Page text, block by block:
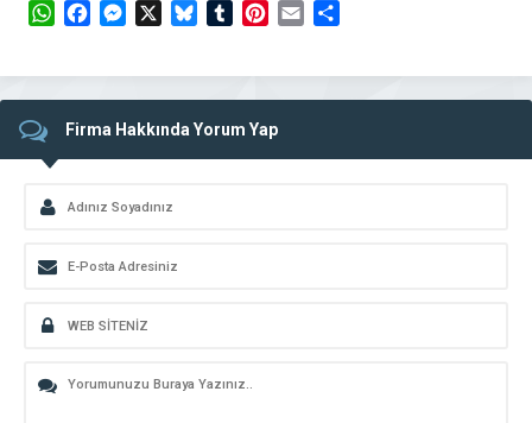
WhatsAppFacebookMessengerBlueskyTumblrPinterest
Email
Firma Hakkında Yorum Yap